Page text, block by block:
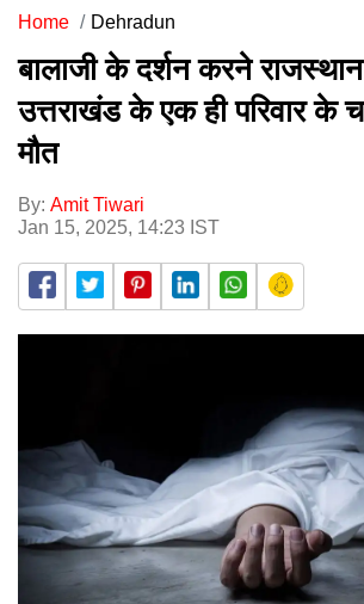
Home Dehradun
बालाजी के दर्शन करने
उत्तराखंड के एक ही परिवार के
मौत
By: Amit Tiwari
Jan 15, 2025, 14:23 IST